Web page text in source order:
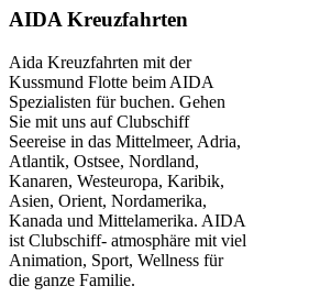
AIDA Kreuzfahrten
Aida Kreuzfahrten mit der
Kussmund Flotte beim AIDA
Spezialisten für buchen. Gehen
Sie mit uns auf Clubschiff
Seereise in das Mittelmeer, Adria,
Atlantik, Ostsee, Nordland,
Kanaren, Westeuropa, Karibik,
Asien, Orient, Nordamerika,
Kanada und Mittelamerika. AIDA
ist Clubschiff- atmosphäre mit viel
Animation, Sport, Wellness für
die ganze Familie.